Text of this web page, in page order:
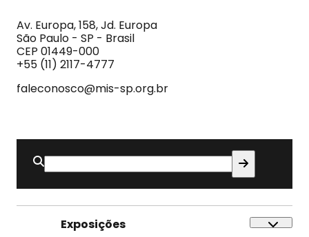
Imagem
e
do
Som
Av. Europa, 158, Jd. Europa
São Paulo - SP - Brasil
CEP 01449-000
+55 (11) 2117-4777
faleconosco@mis-sp.org.br
Buscar
por:
Exposições